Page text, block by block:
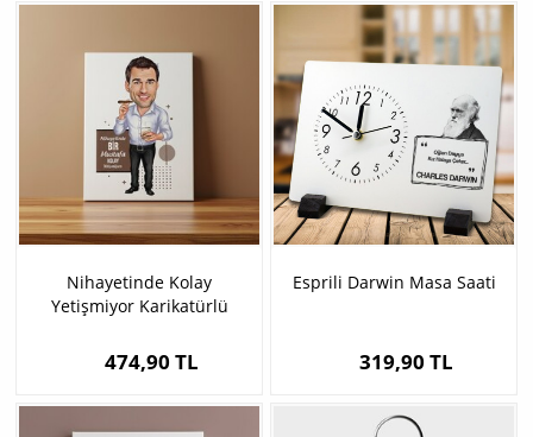
Nihayetinde Kolay
Yetişmiyor Karikatürlü
474,90 TL
Esprili Darwin Masa Saati
319,90 TL